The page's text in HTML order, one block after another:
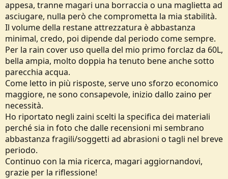
che tu non voglia spendere grosse cifre ma non mi pare che tu
voglia...
Siccome hai scritto che cerchi uno zaino robusto ma light non credo
trovi a quei prezzi soddisfatte queste caratteristiche.
Io per es ho un Tashev mount 60+10 pesa 2.0 kg ma è lo zaino più
robusto che abbia mai avuto al prezzo di un osprey da 25 litri.
Bisogna tagliarlo con delle forbici apposta o con un coltello molto
appuntito e affilato per danneggiarlo.
appesa, tranne magari una borraccia o una maglietta ad
asciugare, nulla però che comprometta la mia stabilità.
Il volume della restane attrezzatura è abbastanza
minimal, credo, poi dipende dal periodo come sempre.
Per la rain cover uso quella del mio primo forclaz da 60L,
bella ampia, molto doppia ha tenuto bene anche sotto
parecchia acqua.
Come letto in più risposte, serve uno sforzo economico
maggiore, ne sono consapevole, inizio dallo zaino per
necessità.
Ho riportato negli zaini scelti la specifica dei materiali
perché sia in foto che dalle recensioni mi sembrano
abbastanza fragili/soggetti ad abrasioni o tagli nel breve
periodo.
Continuo con la mia ricerca, magari aggiornandovi,
grazie per la riflessione!